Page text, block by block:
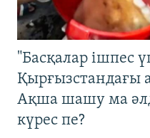
"Басқалар ішпес
Қырғызстандағы
Ақша шашу ма
күрес пе?